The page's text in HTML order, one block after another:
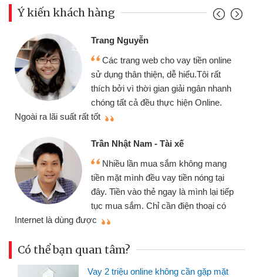
Ý kiến khách hàng
Trang Nguyễn
Các trang web cho vay tiền online
sử dụng thân thiện, dễ hiểu.Tôi rất
thích bởi vì thời gian giải ngân nhanh
chóng tất cả đều thực hiện Online.
Ngoài ra lãi suất rất tốt
Trần Nhật Nam - Tài xế
Nhiều lần mua sắm không mang
tiền mặt mình đều vay tiền nóng tại
đây. Tiền vào thẻ ngay là mình lại tiếp
tục mua sắm. Chỉ cần điện thoại có
Internet là dùng được
Có thể bạn quan tâm?
Vay 2 triệu online không cần gặp mặt